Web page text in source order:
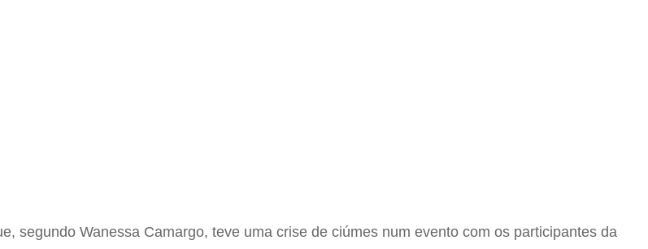
segundo Wanessa Camargo, teve uma crise de ciúmes num evento com os participantes da